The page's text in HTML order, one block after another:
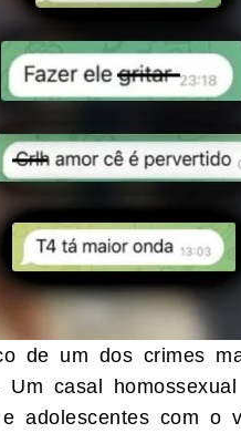
de um dos crimes
Um casal
adolescentes com o